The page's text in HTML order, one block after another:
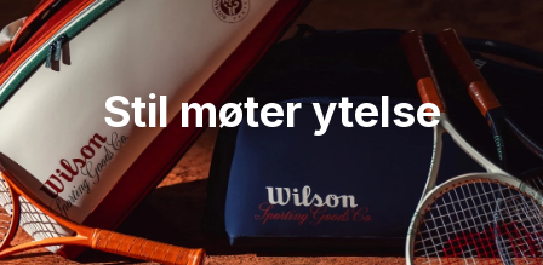
Stil møter ytelse